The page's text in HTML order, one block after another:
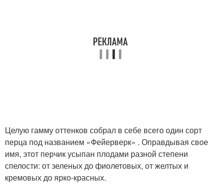
Целую гамму оттенков собрал в себе всего один сорт
перца под названием «Фейерверк» . Оправдывая свое
имя, этот перчик усыпан плодами разной степени
спелости: от зеленых до фиолетовых, от желтых и
кремовых до ярко-красных.